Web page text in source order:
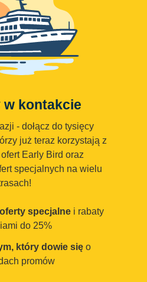
w kontakcie
- dołącz do tysięcy
już teraz korzystają z
Early Bird oraz
specjalnych na wielu
specjalne i rabaty
do 25%
który dowie się o
promów